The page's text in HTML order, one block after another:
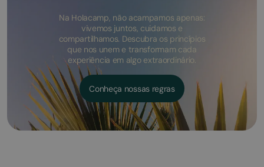
Na Holacamp, não acampamos apenas:
vivemos juntos, cuidamos e
compartilhamos. Descubra os princípios
que nos unem e transformam cada
experiência em algo extraordinário.
Conheça nossas regras